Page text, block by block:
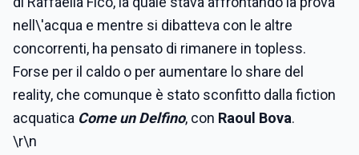
nell\'acqua e mentre si dibatteva con le altre
concorrenti, ha pensato di rimanere in topless.
Forse per il caldo o per aumentare lo share del
reality, che comunque è stato sconfitto dalla fiction
acquatica Come un Delfino, con Raoul Bova.
\r\n